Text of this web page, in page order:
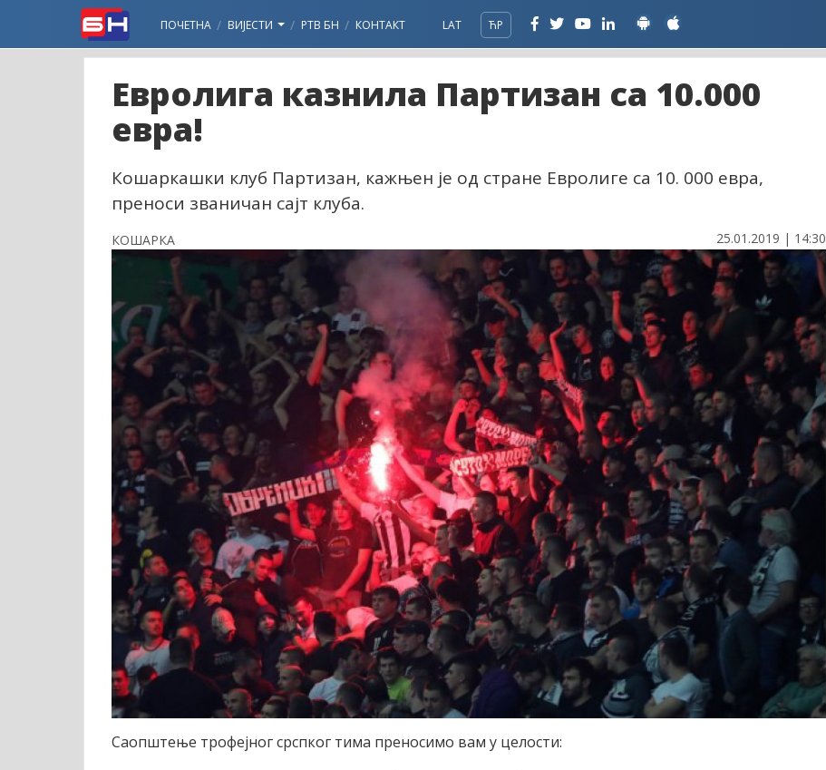
ПОЧЕТНА ВИЈЕСТИ РТВ БН КОНТАКТ LAT ЋР
Евролига казнила Партизан са 10.000
евра!
Кошаркашки клуб Партизан, кажњен је од стране Евролиге са 10. 000 евра,
преноси званичан сајт клуба.
КОШАРКА 25.01.2019 | 14:30
Саопштење трофејног срспког тима преносимо вам у целости: